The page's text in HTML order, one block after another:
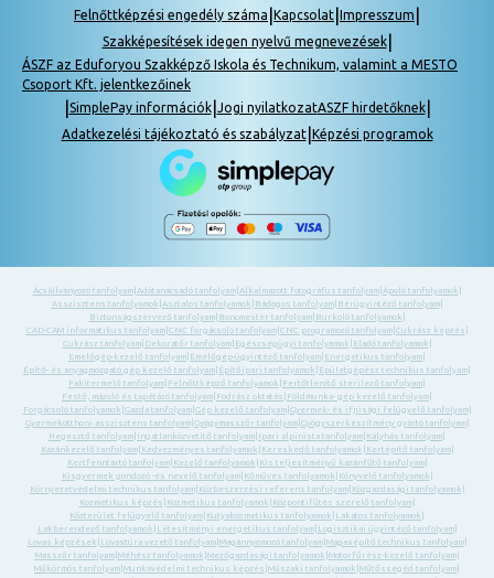
Felnőttképzési engedély száma Kapcsolat Impresszum
Szakképesítések idegen nyelvű megnevezések|
ÁSZF az Eduforyou Szakképző Iskola és Technikum, valamint a MESTO
Csoport Kft. jelentkezőinek
SimplePay információk| Jogi nyilatkozatASZF hirdetőknek|
Adatkezelési tájékoztató és szabályzat| Képzési programok
Ácsállványozó tanfolyam| Adótanácsadó tanfolyam| Alkalmazott fotográfus tanfolyam| Ápoló tanfolyamok
Asszisztens tanfolyamok Asztalos tanfolyamok Bádogos tanfolyam| Bérügyintéző tanfolyam|
Biztonságszervező tanfolyam| Boncmester tanfolyam| Burkoló tanfolyamok
CAD-CAM informatikus tanfolyam| CNC forgácsoló tanfolyam| CNC programozó tanfolyam| Cukrász képzés
Cukrász tanfolyam| Dekoratőr tanfolyam| Egészségügyi tanfolyamok Eladó tanfolyamok
Emelőgép-kezelő tanfolyam Emelőgép-ügyintéző tanfolyam Energetikus tanfolyam
Építő- és anyagmozgató gép kezelő tanfolyam Építőipari tanfolyamok Épületgépész technikus tanfolyam
Fakitermelő tanfolyam Felnőttképző tanfolyamok Fertőtlenítő sterilező tanfolyam
Festő, mázoló és tapétázó tanfolyam Fodrász oktatás Földmunka- gép kezelő tanfolyam
Forgácsoló tanfolyamok Gazda tanfolyam| Gép kezelő tanfolyam| Gyermek- és ifjúsági felügyelő tanfolyam|
Gyermekotthoni asszisztens tanfolyam| Gyógymasszőr tanfolyam| Gyógyszerkészítmény gyártó tanfolyam|
Hegesztő tanfolyam Ingatlanközvetítő tanfolyam Ipari alpinista tanfolyam Kályhás tanfolyam
Kazánkezelő tanfolyam| Kedvezményes tanfolyamok Kereskedő tanfolyamok Kertépítő tanfolyam|
Kertfenntartó tanfolyam| Kezelő tanfolyamok Kis teljesítményű kazánfűtő tanfolyam|
Kisgyermek gondozó -és nevelő tanfolyam| Kőműves tanfolyamok Könyvelő tanfolyamok
Környezetvédelmi technikus tanfolyam| Közbeszerzési referens tanfolyam| Közgazdasági tanfolyamok
Kozmetikus képzés Kozmetikus tanfolyamok Központifűtés szerelő tanfolyam|
Közterület felügyelő tanfolyam Kutyakozmetikus tanfolyamok Lakatos tanfolyamok
Lakberendező tanfolyamok Létesítményi energetikus tanfolyam| Logisztikai ügyintéző tanfolyam|
Lovas képzések Lovastúra vezető tanfolyam| Magánnyomozó tanfolyam| Magasépítő technikus tanfolyam|
Masszőr tanfolyam| Méhész tanfolyamok Mezőgazdasági tanfolyamok Motorfűrész-kezelő tanfolyam|
Műkörmös tanfolyam Munkavédelmi technikus képzés Műszaki tanfolyamok Műtőssegéd tanfolyam